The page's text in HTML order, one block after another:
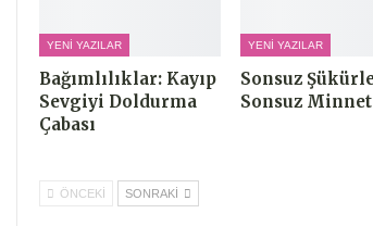
YENI YAZILAR
Bağımlılıklar: Kayıp
Sevgiyi Doldurma
Çabası
YENI YAZILAR
Sonsuz
Sonsuz Minnet
ÖNCEKI SONRAKI